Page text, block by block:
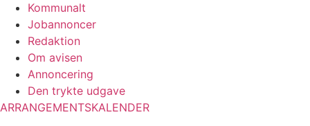
Kommunalt
Jobannoncer
Redaktion
Om avisen
Annoncering
Den trykte udgave
ARRANGEMENTSKALENDER